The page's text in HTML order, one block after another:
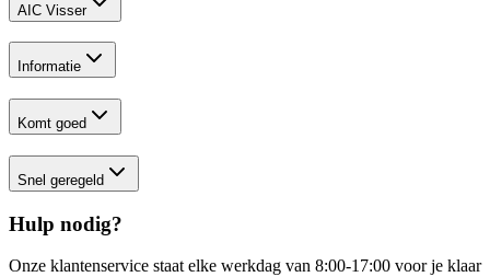
AIC Visser
Informatie
Komt goed
Snel geregeld
Hulp nodig?
Onze klantenservice staat elke werkdag van 8:00-17:00 voor je klaar